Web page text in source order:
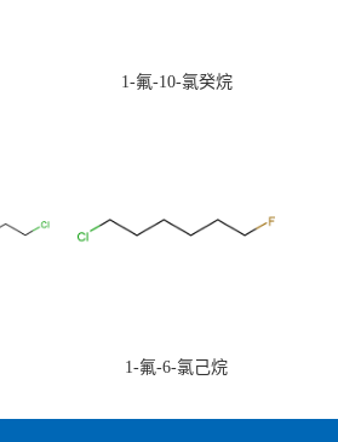
1-氟-10-氯癸烷
1-氟-6-氯己烷